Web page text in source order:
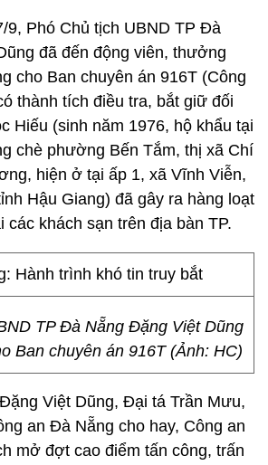
9, Phó Chủ tịch UBND TP Đà
đã đến động viên, thưởng
cho Ban chuyên án 916T (Công
thành tích điều tra, bắt giữ đối
Hiếu (sinh năm 1976, hộ khẩu tại
chè phường Bến Tắm, thị xã Chí
hiện ở tại ấp 1, xã Vĩnh Viễn,
Hậu Giang) đã gây ra hàng loạt
các khách sạn trên địa bàn TP.
TP Đà Nẵng Đặng Việt Dũng
Ban chuyên án 916T (Ảnh: HC)
Việt Dũng, Đại tá Trần Mưu,
an Đà Nẵng cho hay, Công an
mở đợt cao điểm tấn công, trấn